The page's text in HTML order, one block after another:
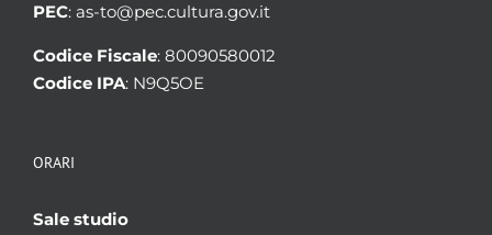
PEC: as-to@pec.cultura.gov.it
Codice Fiscale: 80090580012
Codice IPA: N9Q5OE
ORARI
Sale studio